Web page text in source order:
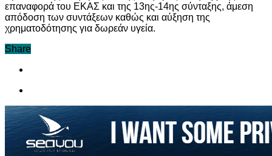
επαναφορά του ΕΚΑΣ και της 13ης-14ης σύνταξης, άμεση
απόδοση των συντάξεων καθώς και αύξηση της
χρηματοδότησης για δωρεάν υγεία.
Share